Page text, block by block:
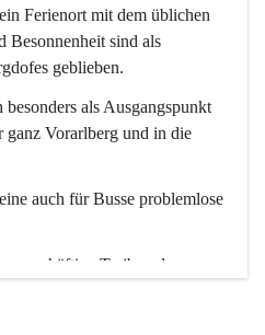
Ferienort mit dem üblichen
Besonnenheit sind als
geblieben.
als Ausgangspunkt
Vorarlberg und in die
auch für Busse problemlose
geschäftige Treiben der